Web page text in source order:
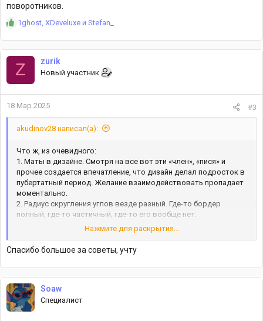
поворотников.
Р
а
ц
и
и
:
1ghost XDeveluxe и Stefan_
Z zurik
Новый участник
18 Мар 2025 #3
akudinov28 написал(а):
Что ж, из очевидного:
1. Маты в дизайне. Смотря на все вот эти «член», «пися» и
прочее создается впечатление, что дизайн делал подросток в
пубертатный период. Желание взаимодействовать пропадает
моментально.
2. Радиус скругления углов везде разный. Где-то бордер
полный, где-то частичный, где-то его вообще нет.
Придерживайся одной стилистики, чтобы всё смотрелось
3. Есть ощущение, что в дизайне присутствуют элементы из
другого дизайна или даже другого автора. Я могу ошибаться,
но у меня создается ощущение, что часть элементов сделана
сильно выше качеством, чем остальные. Мало того, тот же
спидометр сделан вроде хорошо, но те же индикаторы
поворотников в нем уже смотрятся хуже. Как будто взят чей-
то спидометр, и автором туда добавлены индикаторы
Нажмите для раскрытия...
Спасибо большое за советы, учту
Soaw
Специалист